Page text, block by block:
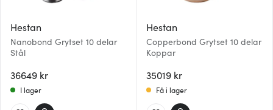
Hestan
Nanobond Grytset 10 delar
Stål
36649 kr
I lager
Hestan
Copperbond Grytset 10 delar
Koppar
35019 kr
Få i lager